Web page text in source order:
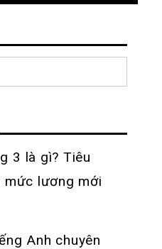
nằm trong TOP 200
thuế thu nhập lớn
3 là gì? Tiêu
mức lương mới
Anh chuyên